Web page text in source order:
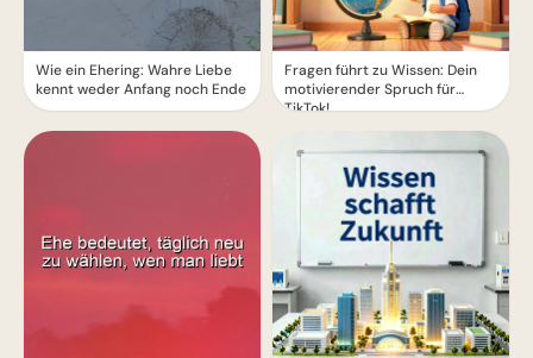
Wie ein Ehering: Wahre Liebe
kennt weder Anfang noch Ende
Fragen führt zu Wissen: Dein
motivierender Spruch für
TikTok!